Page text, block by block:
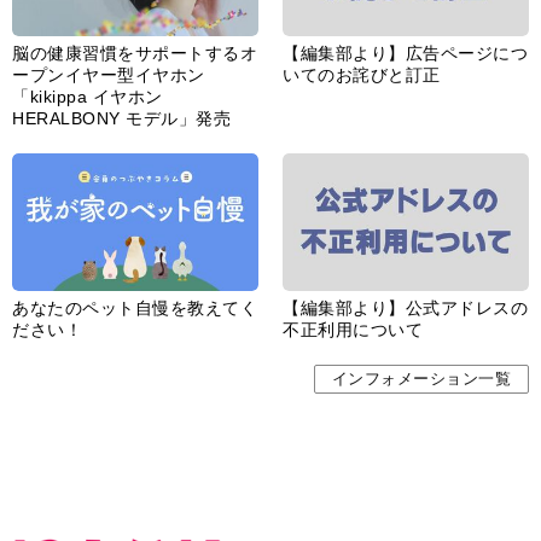
脳の健康習慣をサポートするオ
ープンイヤー型イヤホン
「kikippa イヤホン
HERALBONY モデル」発売
【編集部より】広告ページにつ
いてのお詫びと訂正
あなたのペット自慢を教えてく
ださい！
【編集部より】公式アドレスの
不正利用について
インフォメーション一覧